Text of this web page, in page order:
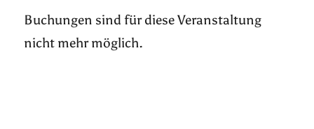
Buchungen sind für diese Veranstaltung
nicht mehr möglich.